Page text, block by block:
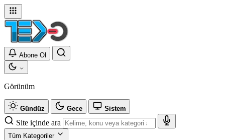
Abone Ol
Görünüm
Gündüz Gece Sistem
Site içinde ara
Tüm Kategoriler